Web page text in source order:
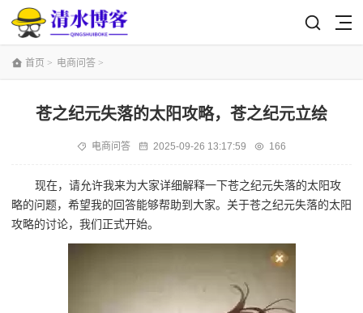
首页 > 电商问答 >
苍之纪元失落的太阳攻略，苍之纪元立绘
电商问答 2025-09-26 13:17:59 166
现在，请允许我来为大家详细解释一下苍之纪元失落的太阳攻
略的问题，希望我的回答能够帮助到大家。关于苍之纪元失落的太阳
攻略的讨论，我们正式开始。